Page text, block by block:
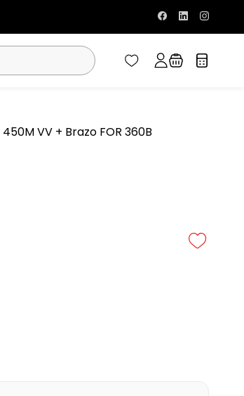
VV + Brazo FOR 360B